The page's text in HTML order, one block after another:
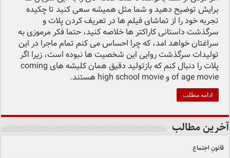
برایش توضیح دهید و شما مثل همیشه سعی کنید تا چکیده
تجربه خود را از تماشای فیلم ها در تعریف کردن پلات و
سرگذشت داستانی کاراکتر ها خلاصه کنید، حتما فکر مرموزی به
سراغتان خواهد امد، که چرا احساس می کنم تمام ماجرا در این
تولیدات سرگذشت روایی این شخصیت ها نبوده است، زیرا اگر
پلات را دنبال کنم که بازتولید دقیق همان کلیشه های coming
of age movie و high school movie هستند.
ادامه مطلب
آخرین مطالب
قانونِ اجتماع